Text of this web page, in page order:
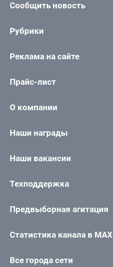
Сообщить новость
Рубрики
Реклама на сайте
Прайс-лист
О компании
Наши награды
Наши вакансии
Техподдержка
Предвыборная агитация
Статистика канала в MAX
Все города сети